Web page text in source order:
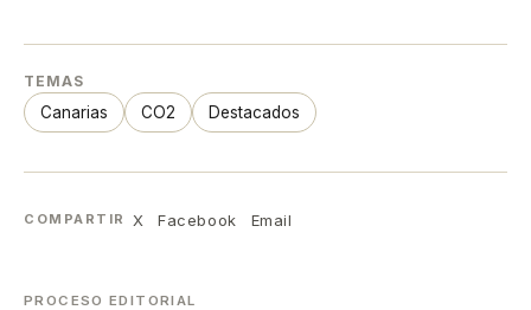
TEMAS
Canarias CO2 Destacados
COMPARTIR X Facebook Email
PROCESO EDITORIAL